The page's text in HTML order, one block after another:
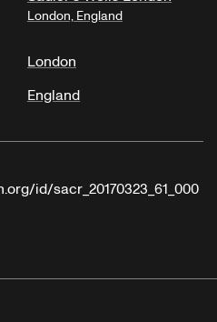
London, England
London
England
id/sacr_20170323_61_000